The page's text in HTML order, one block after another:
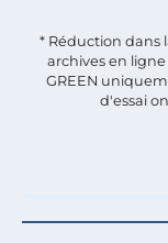
* Réduction dans
archives en
GREEN
d'essai